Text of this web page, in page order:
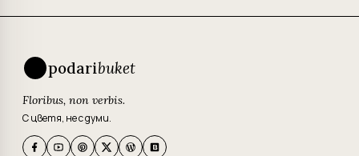
podaribuket
Floribus, non verbis.
С цветя, не с думи.